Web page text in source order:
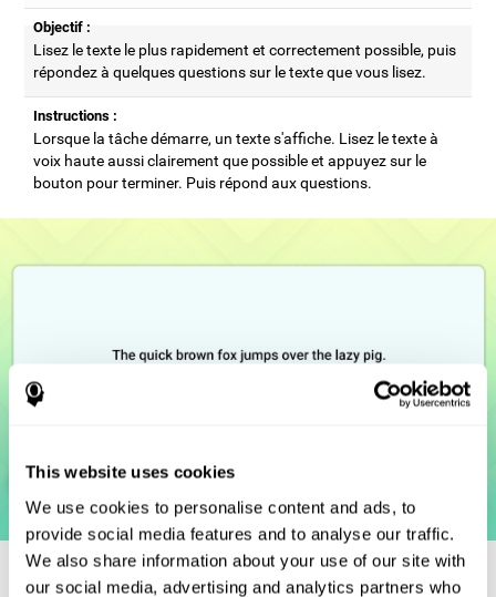
This website uses cookies
We use cookies to personalise content and ads, to
provide social media features and to analyse our traffic.
We also share information about your use of our site with
our social media, advertising and analytics partners who
Objectif :
Lisez le texte le plus rapidement et correctement possible, puis
répondez à quelques questions sur le texte que vous lisez.
Instructions :
Lorsque la tâche démarre, un texte s'affiche. Lisez le texte à
voix haute aussi clairement que possible et appuyez sur le
bouton pour terminer. Puis répond aux questions.